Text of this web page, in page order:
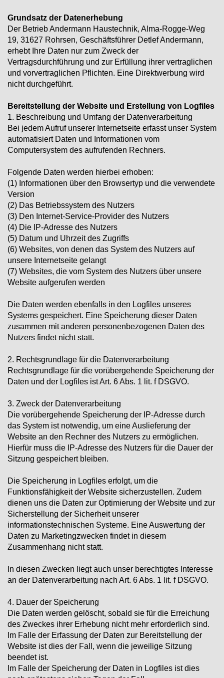
Grundsatz der Datenerhebung
Der Betrieb Andermann Haustechnik, Alma-Rogge-Weg
19, 31627 Rohrsen, Geschäftsführer Detlef Andermann,
erhebt Ihre Daten nur zum Zweck der
Vertragsdurchführung und zur Erfüllung ihrer vertraglichen
und vorvertraglichen Pflichten. Eine Direktwerbung wird
nicht durchgeführt.
Bereitstellung der Website und Erstellung von Logfiles
1. Beschreibung und Umfang der Datenverarbeitung
Bei jedem Aufruf unserer Internetseite erfasst unser System
automatisiert Daten und Informationen vom
Computersystem des aufrufenden Rechners.
Folgende Daten werden hierbei erhoben:
(1) Informationen über den Browsertyp und die verwendete
Version
(2) Das Betriebssystem des Nutzers
(3) Den Internet-Service-Provider des Nutzers
(4) Die IP-Adresse des Nutzers
(5) Datum und Uhrzeit des Zugriffs
(6) Websites, von denen das System des Nutzers auf
unsere Internetseite gelangt
(7) Websites, die vom System des Nutzers über unsere
Website aufgerufen werden
Die Daten werden ebenfalls in den Logfiles unseres
Systems gespeichert. Eine Speicherung dieser Daten
zusammen mit anderen personenbezogenen Daten des
Nutzers findet nicht statt.
2. Rechtsgrundlage für die Datenverarbeitung
Rechtsgrundlage für die vorübergehende Speicherung der
Daten und der Logfiles ist Art. 6 Abs. 1 lit. f DSGVO.
3. Zweck der Datenverarbeitung
Die vorübergehende Speicherung der IP-Adresse durch
das System ist notwendig, um eine Auslieferung der
Website an den Rechner des Nutzers zu ermöglichen.
Hierfür muss die IP-Adresse des Nutzers für die Dauer der
Sitzung gespeichert bleiben.
Die Speicherung in Logfiles erfolgt, um die
Funktionsfähigkeit der Website sicherzustellen. Zudem
dienen uns die Daten zur Optimierung der Website und zur
Sicherstellung der Sicherheit unserer
informationstechnischen Systeme. Eine Auswertung der
Daten zu Marketingzwecken findet in diesem
Zusammenhang nicht statt.
In diesen Zwecken liegt auch unser berechtigtes Interesse
an der Datenverarbeitung nach Art. 6 Abs. 1 lit. f DSGVO.
4. Dauer der Speicherung
Die Daten werden gelöscht, sobald sie für die Erreichung
des Zweckes ihrer Erhebung nicht mehr erforderlich sind.
Im Falle der Erfassung der Daten zur Bereitstellung der
Website ist dies der Fall, wenn die jeweilige Sitzung
beendet ist.
Im Falle der Speicherung der Daten in Logfiles ist dies